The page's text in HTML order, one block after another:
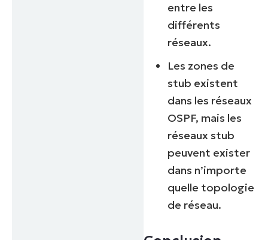
entre les
différents
réseaux.
Les zones de
stub existent
dans les réseaux
OSPF, mais les
réseaux stub
peuvent exister
dans n’importe
quelle topologie
de réseau.